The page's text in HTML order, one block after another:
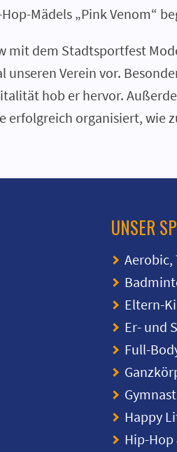
Mädels „Pink Venom“
mit dem Stadtsportfest
unseren Verein vor.
hob er hervor.
erfolgreich organisiert, wie
UNSER
Aerobic,
Eltern-
Er- und
Full-
Happy
Hip-Hop